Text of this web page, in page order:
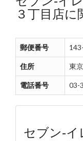
３丁目店に
郵便番号
住所 東
電話番号 03-
セブン‐